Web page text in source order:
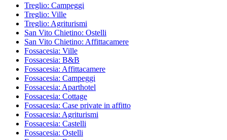
Treglio: Campeggi
Treglio: Ville
Treglio: Agriturismi
San Vito Chietino: Ostelli
San Vito Chietino: Affittacamere
Fossacesia: Ville
Fossacesia: B&B
Fossacesia: Affittacamere
Fossacesia: Campeggi
Fossacesia: Aparthotel
Fossacesia: Cottage
Fossacesia: Case private in affitto
Fossacesia: Agriturismi
Fossacesia: Castelli
Fossacesia: Ostelli